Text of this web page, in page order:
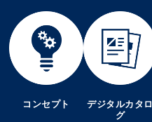
コンセプト
デジタルカタロ
グ